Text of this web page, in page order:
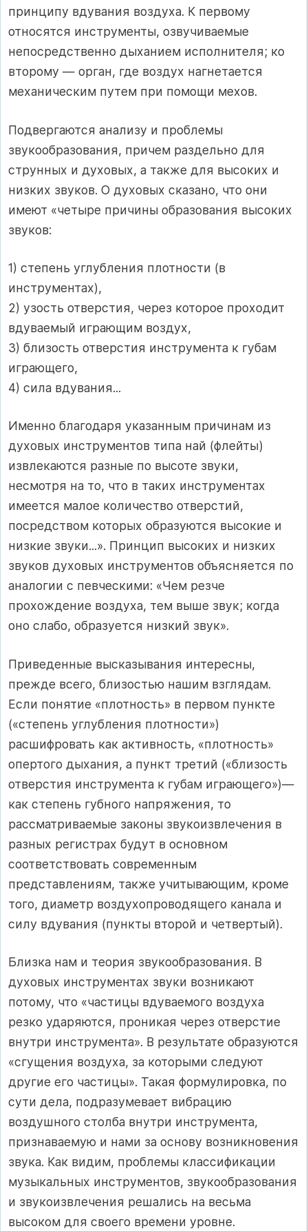
принципу вдувания воздуха. К первому
относятся инструменты, озвучиваемые
непосредственно дыханием исполнителя; ко
второму — орган, где воздух нагнетается
механическим путем при помощи мехов.
Подвергаются анализу и проблемы
звукообразования, причем раздельно для
струнных и духовых, а также для высоких и
низких звуков. О духовых сказано, что они
имеют «четыре причины образования высоких
звуков:
1) степень углубления плотности (в
инструментах),
2) узость отверстия, через которое проходит
вдуваемый играющим воздух,
3) близость отверстия инструмента к губам
играющего,
4) сила вдувания...
Именно благодаря указанным причинам из
духовых инструментов типа най (флейты)
извлекаются разные по высоте звуки,
несмотря на то, что в таких инструментах
имеется малое количество отверстий,
посредством которых образуются высокие и
низкие звуки...». Принцип высоких и низких
звуков духовых инструментов объясняется по
аналогии с певческими: «Чем резче
прохождение воздуха, тем выше звук; когда
оно слабо, образуется низкий звук».
Приведенные высказывания интересны,
прежде всего, близостью нашим взглядам.
Если понятие «плотность» в первом пункте
(«степень углубления плотности»)
расшифровать как активность, «плотность»
опертого дыхания, а пункт третий («близость
отверстия инструмента к губам играющего»)—
как степень губного напряжения, то
рассматриваемые законы звукоизвлечения в
разных регистрах будут в основном
соответствовать современным
представлениям, также учитывающим, кроме
того, диаметр воздухопроводящего канала и
силу вдувания (пункты второй и четвертый).
Близка нам и теория звукообразования. В
духовых инструментах звуки возникают
потому, что «частицы вдуваемого воздуха
резко ударяются, проникая через отверстие
внутри инструмента». В результате образуются
«сгущения воздуха, за которыми следуют
другие его частицы». Такая формулировка, по
сути дела, подразумевает вибрацию
воздушного столба внутри инструмента,
признаваемую и нами за основу возникновения
звука. Как видим, проблемы классификации
музыкальных инструментов, звукообразования
и звукоизвлечения решались на весьма
высоком для своего времени уровне.